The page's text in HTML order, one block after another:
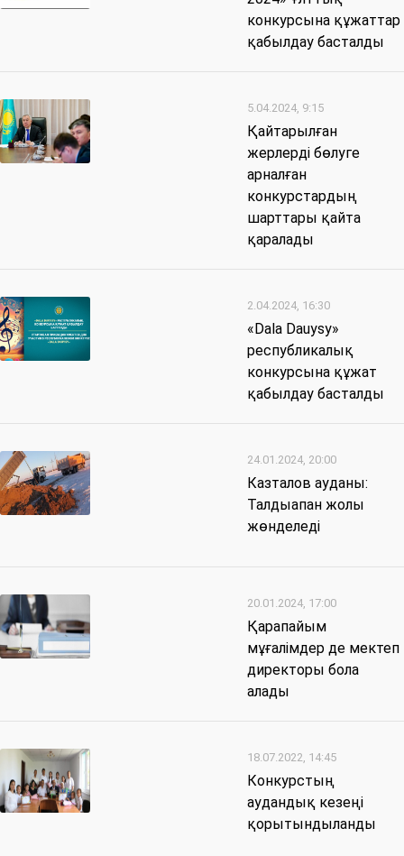
конкурсына құжаттар
қабылдау басталды
5.04.2024, 9:15
Қайтарылған
жерлерді бөлуге
арналған
конкурстардың
шарттары қайта
қаралады
2.04.2024, 16:30
«Dala Dauysy»
республикалық
конкурсына құжат
қабылдау басталды
24.01.2024, 20:00
Казталов ауданы:
Талдыапан жолы
жөнделеді
20.01.2024, 17:00
Қарапайым
мұғалімдер де мектеп
директоры бола
алады
18.07.2022, 14:45
Конкурстың
аудандық кезеңі
қорытындыланды